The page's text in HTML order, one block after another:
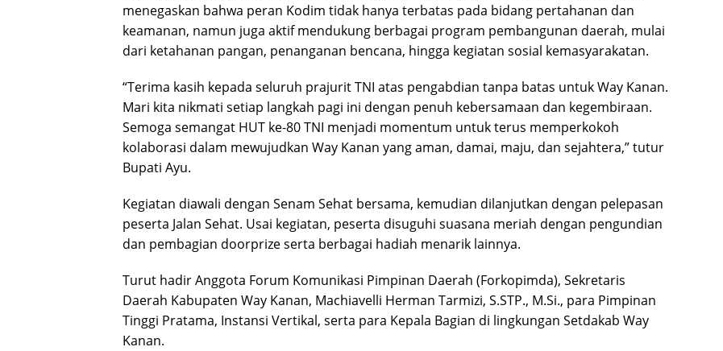
menegaskan bahwa peran Kodim tidak hanya terbatas pada bidang pertahanan dan
keamanan, namun juga aktif mendukung berbagai program pembangunan daerah, mulai
dari ketahanan pangan, penanganan bencana, hingga kegiatan sosial kemasyarakatan.
“Terima kasih kepada seluruh prajurit TNI atas pengabdian tanpa batas untuk Way Kanan.
Mari kita nikmati setiap langkah pagi ini dengan penuh kebersamaan dan kegembiraan.
Semoga semangat HUT ke-80 TNI menjadi momentum untuk terus memperkokoh
kolaborasi dalam mewujudkan Way Kanan yang aman, damai, maju, dan sejahtera,” tutur
Bupati Ayu.
Kegiatan diawali dengan Senam Sehat bersama, kemudian dilanjutkan dengan pelepasan
peserta Jalan Sehat. Usai kegiatan, peserta disuguhi suasana meriah dengan pengundian
dan pembagian doorprize serta berbagai hadiah menarik lainnya.
Turut hadir Anggota Forum Komunikasi Pimpinan Daerah (Forkopimda), Sekretaris
Daerah Kabupaten Way Kanan, Machiavelli Herman Tarmizi, S.STP., M.Si., para Pimpinan
Tinggi Pratama, Instansi Vertikal, serta para Kepala Bagian di lingkungan Setdakab Way
Kanan.